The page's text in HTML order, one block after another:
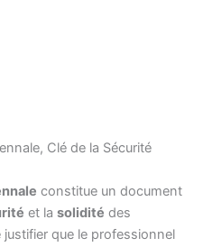
Clé de la Sécurité
constitue un document
et la solidité des
que le professionnel